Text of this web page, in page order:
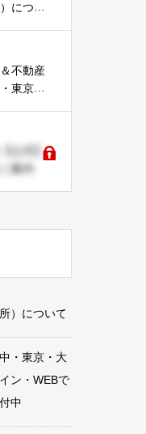
につい
不動産
東京・
（出展
付中
公式】
案内
）について
・東京・大
ン・WEBで
中